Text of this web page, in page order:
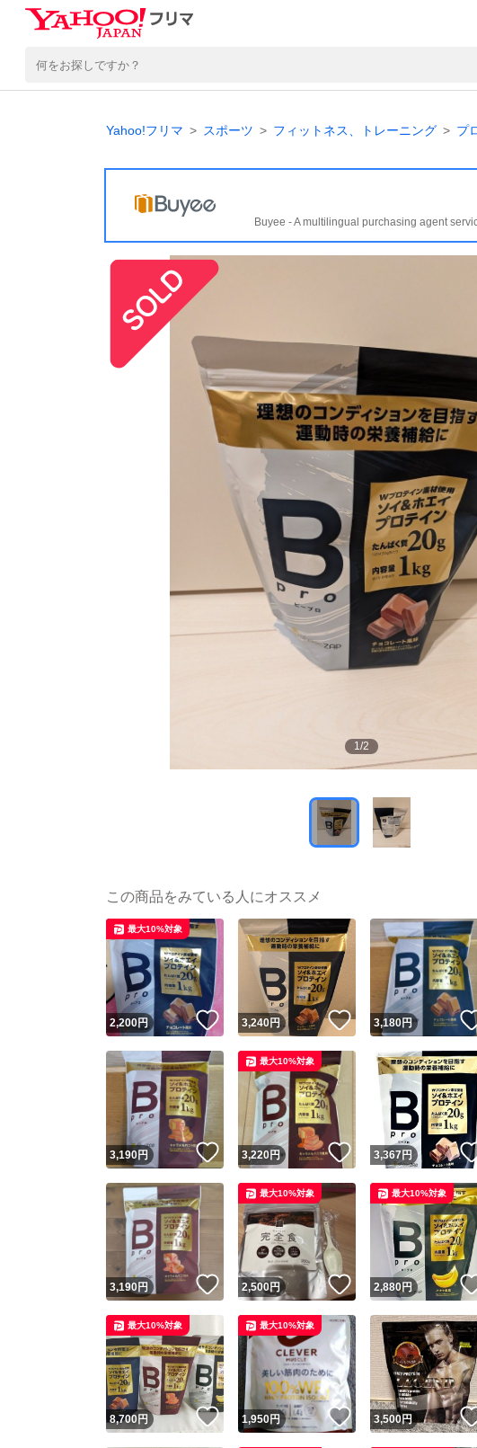
Yahoo!フリマ スポーツ フィットネス、トレーニング プ
Buyee - A multilingual purchasing agent
1/2
この商品をみている人にオススメ
2,200円 いいね！
最大10%対象
3,240円 いいね！
3,180円
3,190円 いいね！
3,220円 いいね！
最大10%対象
3,367円
3,190円 いいね！
2,500円 いいね！
最大10%対象
2,880円
最大10%対象
8,700円 いいね！
最大10%対象
1,950円 いいね！
最大10%対象
3,500円